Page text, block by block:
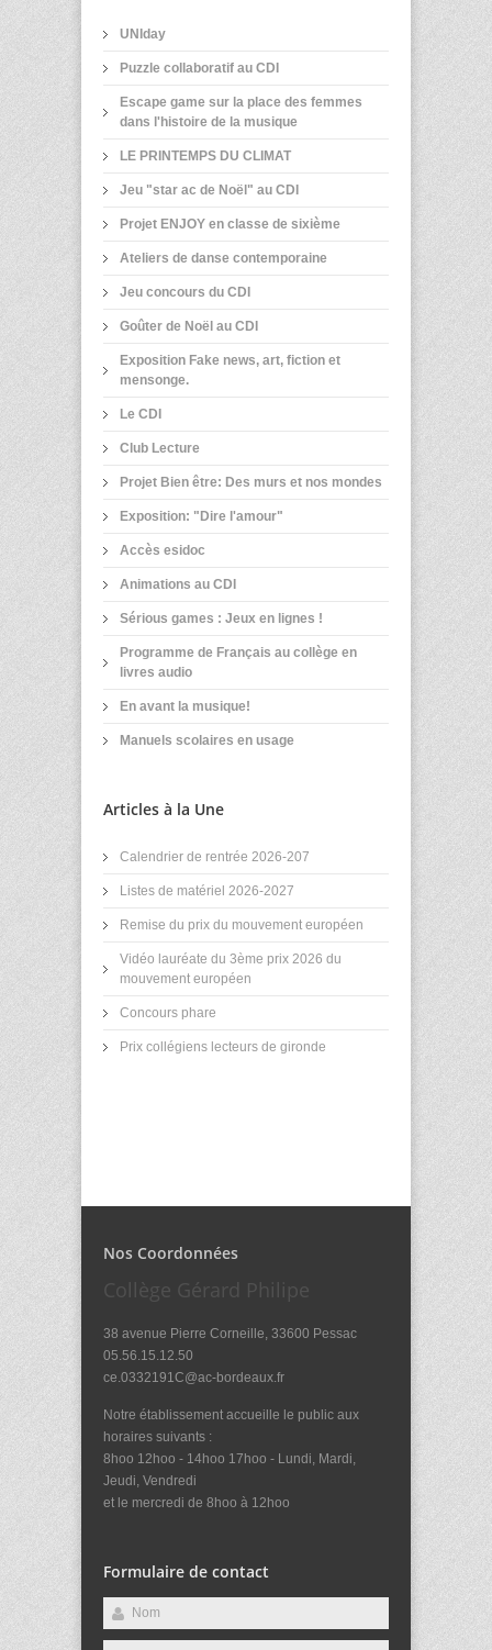
UNIday
Puzzle collaboratif au CDI
Escape game sur la place des femmes
dans l'histoire de la musique
LE PRINTEMPS DU CLIMAT
Jeu "star ac de Noël" au CDI
Projet ENJOY en classe de sixième
Ateliers de danse contemporaine
Jeu concours du CDI
Goûter de Noël au CDI
Exposition Fake news, art, fiction et
mensonge.
Le CDI
Club Lecture
Projet Bien être: Des murs et nos mondes
Exposition: "Dire l'amour"
Accès esidoc
Animations au CDI
Sérious games : Jeux en lignes !
Programme de Français au collège en
livres audio
En avant la musique!
Manuels scolaires en usage
Articles à la Une
Calendrier de rentrée 2026-207
Listes de matériel 2026-2027
Remise du prix du mouvement européen
Vidéo lauréate du 3ème prix 2026 du
mouvement européen
Concours phare
Prix collégiens lecteurs de gironde
Nos Coordonnées
Collège Gérard Philipe
38 avenue Pierre Corneille, 33600 Pessac
05.56.15.12.50
ce.0332191C@ac-bordeaux.fr
Notre établissement accueille le public aux
horaires suivants :
8hoo 12hoo - 14hoo 17hoo - Lundi, Mardi,
Jeudi, Vendredi
et le mercredi de 8hoo à 12hoo
Formulaire de contact